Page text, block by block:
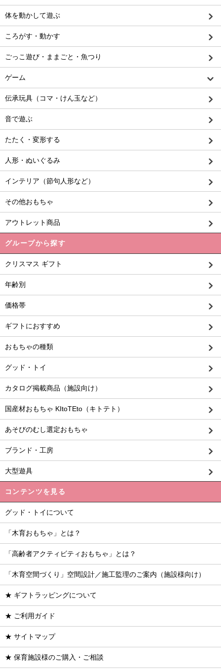
体を動かして遊ぶ
ころがす・動かす
ごっこ遊び・ままごと・魚つり
ゲーム
伝承玩具（コマ・けん玉など）
音で遊ぶ
たたく・変形する
人形・ぬいぐるみ
インテリア（節句人形など）
その他おもちゃ
アウトレット商品
グループから探す
クリスマス ギフト
年齢別
価格帯
ギフトにおすすめ
おもちゃの種類
グッド・トイ
カタログ掲載商品（施設向け）
国産材おもちゃ KItoTEto（キトテト）
あそびのむし選定おもちゃ
ブランド・工房
大型遊具
コンテンツを見る
グッド・トイについて
「木育おもちゃ」とは？
「高齢者アクティビティおもちゃ」とは？
「木育空間づくり」空間設計／施工監理のご案内（施設様向け）
★ ギフトラッピングについて
★ ご利用ガイド
★ サイトマップ
★ 保育施設様のご購入・ご相談